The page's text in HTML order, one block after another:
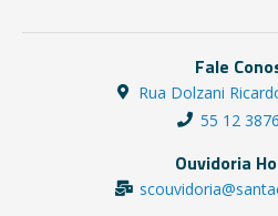
Fale
Rua Dolzani
55 12
Ouvidoria